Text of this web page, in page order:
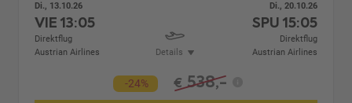
Di., 13.10.26
VIE13:05
Direktflug
Austrian Airlines
Details
Di., 20.10.26
SPU 15:05
Direktflug
Austrian Airlines
-24% € 538,-